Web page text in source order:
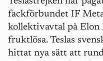
fackförbundet IF
kollektivavtal på
fruktlösa. Teslas
hittat nya sätt att